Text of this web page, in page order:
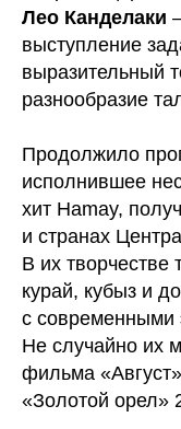
Лео Канделаки
выступление
выразительный
разнообразие
Продолжило
исполнившее
хит Hamay,
и странах
В их
курай, кубыз и
с современными
Не случайно их
фильма
«Золотой орел»